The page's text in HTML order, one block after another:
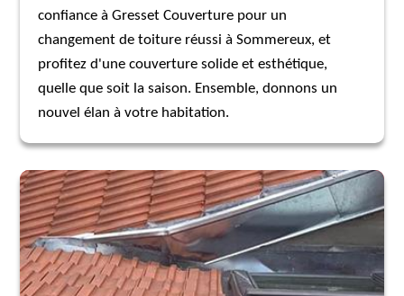
confiance à Gresset Couverture pour un
changement de toiture réussi à Sommereux, et
profitez d'une couverture solide et esthétique,
quelle que soit la saison. Ensemble, donnons un
nouvel élan à votre habitation.